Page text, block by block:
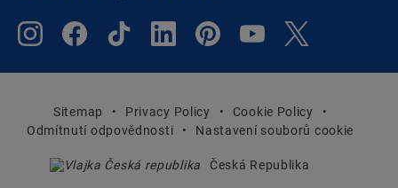
Sitemap Privacy Policy
Cookie Policy
Odmítnutí odpovědnosti
Nastavení souborů cookie
Česká Republika